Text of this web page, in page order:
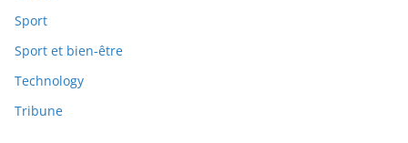
Sport
Sport et bien-être
Technology
Tribune